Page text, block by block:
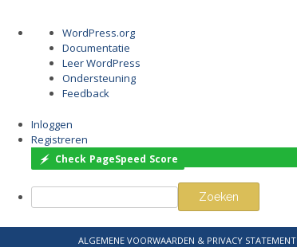
Over
WordPress
WordPress.org
Documentatie
Leer WordPress
Ondersteuning
Feedback
Inloggen
Registreren
Check PageSpeed Score
Zoeken
ALGEMENE VOORWAARDEN & PRIVACY STATEMENT